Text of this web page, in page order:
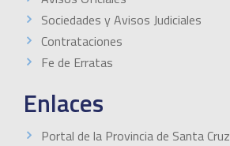
Sociedades y Avisos Judiciales
Contrataciones
Fe de Erratas
Enlaces
Portal de la Provincia de Santa Cruz